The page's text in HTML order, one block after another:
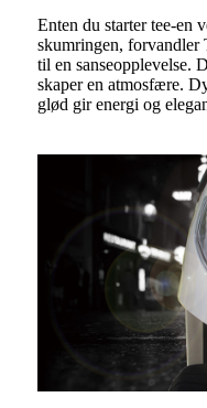
Enten du starter tee-en
skumringen, forvandler
til en sanseopplevelse.
skaper en atmosfære.
glød gir energi og